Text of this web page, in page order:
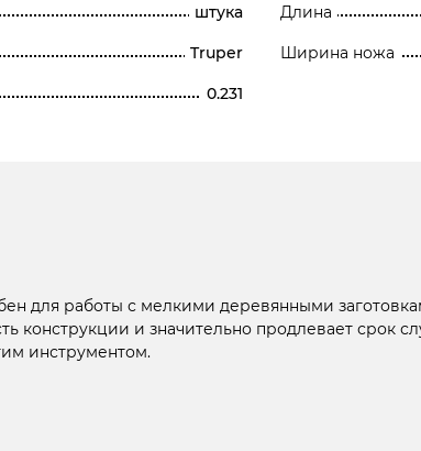
штука
Truper
0.231
Длина
Ширина ножа
для работы с мелкими деревянными
конструкции и значительно продлевает срок
инструментом.